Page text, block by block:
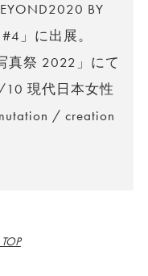
BY
#4」に出展。
真祭 2022」にて
現代日本女性
/ creation